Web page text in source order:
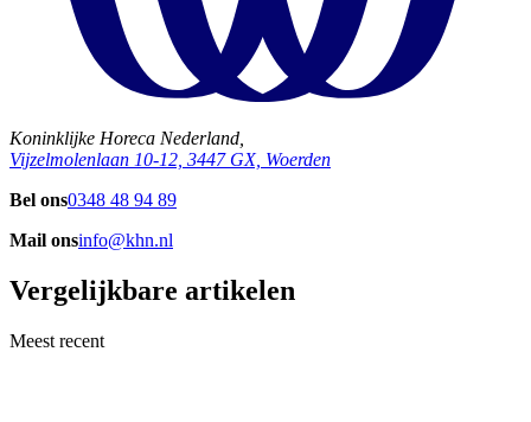
Koninklijke Horeca Nederland,
Vijzelmolenlaan 10-12, 3447 GX, Woerden
Bel ons0348 48 94 89
Mail onsinfo@khn.nl
Vergelijkbare artikelen
Meest recent